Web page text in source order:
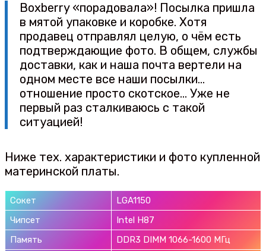
Boxberry «порадовала»! Посылка пришла
в мятой упаковке и коробке. Хотя
продавец отправлял целую, о чём есть
подтверждающие фото. В общем, службы
доставки, как и наша почта вертели на
одном месте все наши посылки…
отношение просто скотское… Уже не
первый раз сталкиваюсь с такой
ситуацией!
Ниже тех. характеристики и фото купленной
материнской платы.
Сокет
LGA1150
Чипсет
Intel H87
Память
DDR3 DIMM 1066-1600 МГц